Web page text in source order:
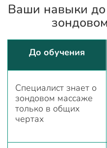
Ваши навыки до
До обучения
Специалист знает о
зондовом массаже
только в общих
чертах